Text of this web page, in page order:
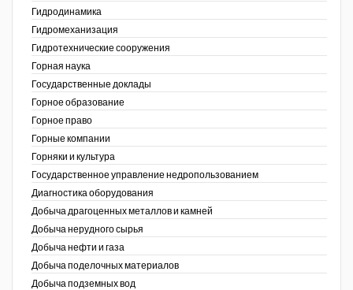
Гидродинамика
Гидромеханизация
Гидротехнические сооружения
Горная наука
Государственные доклады
Горное образование
Горное право
Горные компании
Горняки и культура
Государственное управление недропользованием
Диагностика оборудования
Добыча драгоценных металлов и камней
Добыча нерудного сырья
Добыча нефти и газа
Добыча поделочных материалов
Добыча подземных вод
Стандарт качества
Сфера. Нефть и газ
Химагрегаты
Электроэнергия. Передача и
PWC